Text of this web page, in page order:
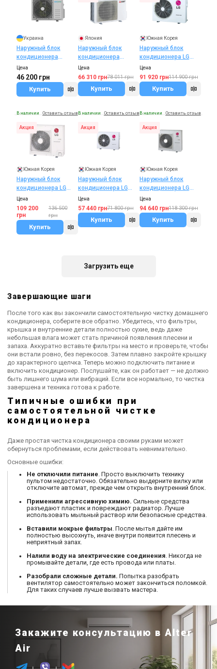
Украина
Наружный блок
кондиционера
Aerostar FM AER-
18U2-R32-OU
Цена
46 200 грн
Купить
Япония
Наружный блок
кондиционера
Mitsubishi Electric
MXZ-2F33VF
Цена
66 310 грн78 011 грн
Купить
Южная Корея
Наружный блок
кондиционера LG
MU3M21
Цена
91 920 грн114 900 грн
Купить
В наличии Оставить отзыв
Акция
Южная Корея
Наружный блок
кондиционера LG
MU5M30
Цена
109 200
грн
136 500
грн
Купить
В наличии Оставить отзыв
Акция
Южная Корея
Наружный блок
кондиционера LG
Multi F MU2R15
Цена
57 440 грн71 800 грн
Купить
В наличии Оставить отзыв
Акция
Южная Корея
Наружный блок
кондиционера LG
MU4M25.U44R0
Цена
94 640 грн118 300 грн
Купить
Япония
Наружный блок
кондиционера
Mitsubishi Electric
PUMY-P
Цена
325 206
грн
382 595
грн
Купить
Загрузить еще
Завершающие шаги
После того как вы закончили самостоятельную чистку домашнего
кондиционера, соберите все обратно. Убедитесь, что фильтры,
крышка и внутренние детали полностью сухие, ведь даже
небольшая влага может стать причиной появления плесени и
запаха. Аккуратно вставьте фильтры на место и проверьте, чтобы
они встали ровно, без перекосов. Затем плавно закройте крышку
до характерного щелчка. Теперь можно подключить питание и
включить кондиционер. Послушайте, как он работает — не должно
быть лишнего шума или вибраций. Если все нормально, то чистка
завершена и техника готова к работе.
Типичные ошибки при
самостоятельной чистке
кондиционера
Даже простая чистка кондиционера своими руками может
обернуться проблемами, если действовать невнимательно.
Основные ошибки:
Не отключили питание. Просто выключить технику
пультом недостаточно. Обязательно выдерните вилку или
отключите автомат, прежде чем открыть внутренний блок.
Применили агрессивную химию. Сильные средства
разъедают пластик и повреждают радиатор. Лучше
использовать мыльный раствор или безопасные средства.
Вставили мокрые фильтры. После мытья дайте им
полностью высохнуть, иначе внутри появится плесень и
неприятный запах.
Налили воду на электрические соединения. Никогда не
промывайте детали, где есть провода или платы.
Разобрали сложные детали. Попытка разобрать
вентилятор самостоятельно может закончиться поломкой.
Для таких случаев лучше вызвать мастера.
Закажите консультацию в Alter
Air